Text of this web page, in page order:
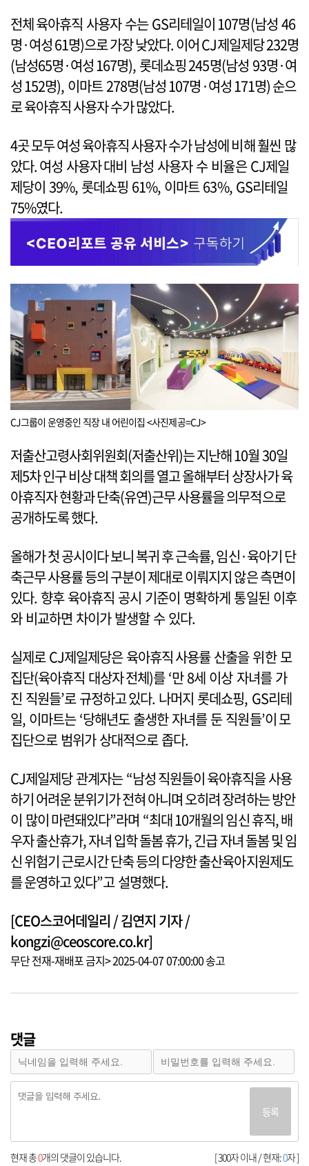
전체 육아휴직 사용자 수는 GS리테일이 107명(남성 46
명·여성 61명)으로 가장 낮았다. 이어 CJ제일제당 232명
(남성65명·여성 167명), 롯데쇼핑 245명(남성 93명·여
성 152명), 이마트 278명(남성 107명·여성 171명) 순으
로 육아휴직 사용자 수가 많았다.
4곳 모두 여성 육아휴직 사용자 수가 남성에 비해 훨씬 많
았다. 여성 사용자 대비 남성 사용자 수 비율은 CJ제일
제당이 39%, 롯데쇼핑 61%, 이마트 63%, GS리테일
75%였다.
CJ그룹이 운영중인 직장 내 어린이집 <사진제공=CJ>
저출산고령사회위원회(저출산위)는 지난해 10월 30일
제5차 인구 비상 대책 회의를 열고 올해부터 상장사가 육
아휴직자 현황과 단축(유연)근무 사용률을 의무적으로
공개하도록 했다.
올해가 첫 공시이다 보니 복귀 후 근속률, 임신·육아기 단
축근무 사용률 등의 구분이 제대로 이뤄지지 않은 측면이
있다. 향후 육아휴직 공시 기준이 명확하게 통일된 이후
와 비교하면 차이가 발생할 수 있다.
실제로 CJ제일제당은 육아휴직 사용률 산출을 위한 모
집단(육아휴직 대상자 전체)를 ‘만 8세 이상 자녀를 가
진 직원들’로 규정하고 있다. 나머지 롯데쇼핑, GS리테
일, 이마트는 ‘당해년도 출생한 자녀를 둔 직원들’이 모
집단으로 범위가 상대적으로 좁다.
CJ제일제당 관계자는 “남성 직원들이 육아휴직을 사용
하기 어려운 분위기가 전혀 아니며 오히려 장려하는 방안
이 많이 마련돼있다”라며 “최대 10개월의 임신 휴직, 배
우자 출산휴가, 자녀 입학 돌봄 휴가, 긴급 자녀 돌봄 및 임
신 위험기 근로시간 단축 등의 다양한 출산육아지원제도
를 운영하고 있다”고 설명했다.
[CEO스코어데일리 / 김연지 기자 /
kongzi@ceoscore.co.kr]
무단 전재-재배포 금지> 2025-04-07 07:00:00 송고
댓글
등록
[ 300자 이내 / 현재:0자 ]
현재 총0개의 댓글이 있습니다.